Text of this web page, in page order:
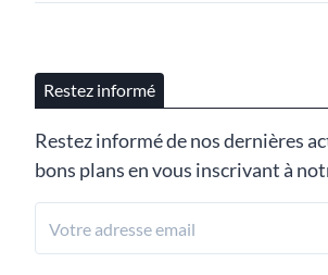
Restez informé
Restez informé de nos dernières
bons plans en vous inscrivant à